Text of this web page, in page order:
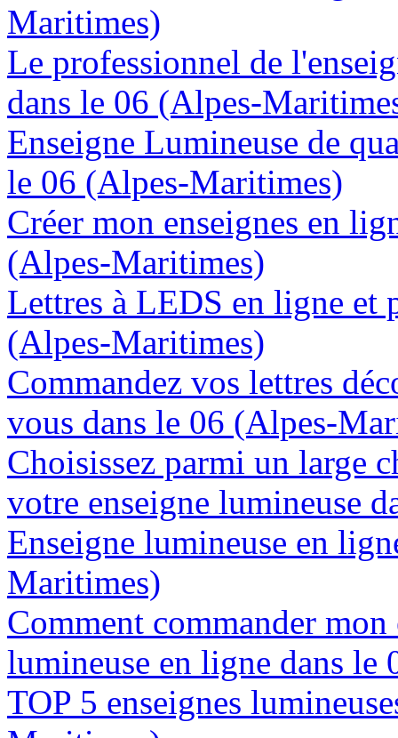
Maritimes)
Le professionnel de
dans le 06 (Alpes-
Enseigne Lumineuse de
le 06 (Alpes-Maritimes)
Créer mon enseignes en
(Alpes-Maritimes)
Lettres à LEDS en ligne et
(Alpes-Maritimes)
Commandez vos lettres
vous dans le 06 (Alpes-
Choisissez parmi un large
votre enseigne lumineuse
Enseigne lumineuse en
Maritimes)
Comment commander
lumineuse en ligne dans
TOP 5 enseignes